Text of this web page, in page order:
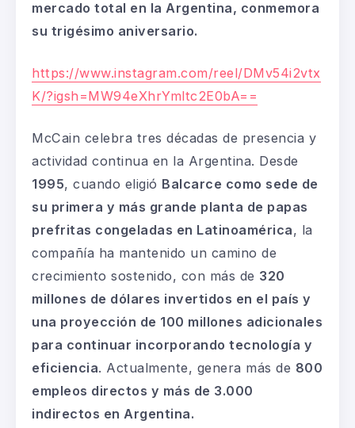
mercado total en la Argentina, conmemora
su trigésimo aniversario.
https://www.instagram.com/reel/DMv54i2vtx
K/?igsh=MW94eXhrYmltc2E0bA==
McCain celebra tres décadas de presencia y
actividad continua en la Argentina. Desde
1995, cuando eligió Balcarce como sede de
su primera y más grande planta de papas
prefritas congeladas en Latinoamérica, la
compañía ha mantenido un camino de
crecimiento sostenido, con más de 320
millones de dólares invertidos en el país y
una proyección de 100 millones adicionales
para continuar incorporando tecnología y
eficiencia. Actualmente, genera más de 800
empleos directos y más de 3.000
indirectos en Argentina.